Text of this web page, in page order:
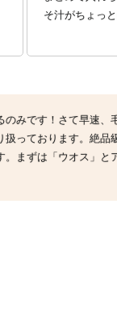
そ汁がちょっ
みです！さて早速
っております。絶
まずは「ウオス」